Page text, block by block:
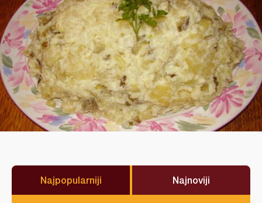
Najpopularniji Najnoviji